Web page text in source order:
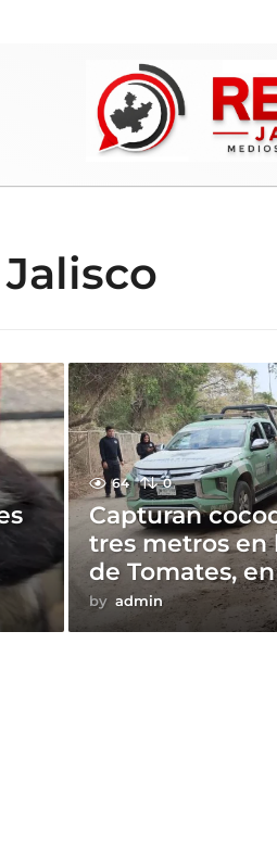
64 0
Capturan
tres metros en
de Tomates,
by admin